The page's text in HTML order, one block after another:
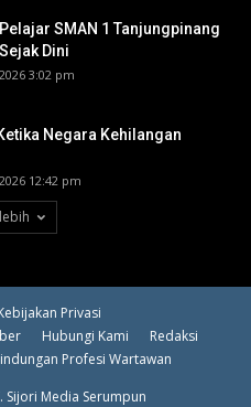
SMAN 1 Tanjungpinang
Dini
3:02 pm
Negara Kehilangan
12:42 pm
Privasi
Hubungi Kami
Redaksi
Profesi Wartawan
Sijori Media Serumpun